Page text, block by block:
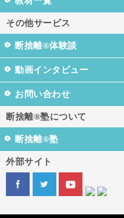
その他サービス
断捨離®体験談
動画インタビュー
お問い合わせ
断捨離®塾について
断捨離®塾
外部サイト